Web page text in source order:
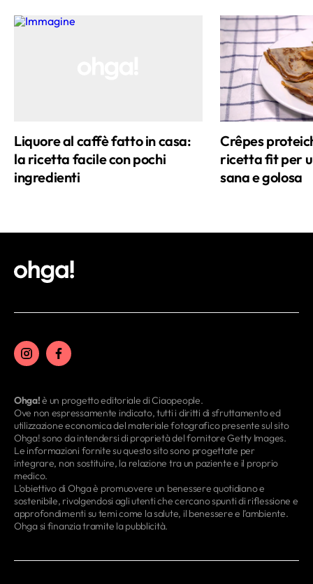
Liquore al caffè fatto in casa:
la ricetta facile con pochi
ingredienti
Crêpes
ricetta fit per
sana e golosa
Ohga!è un progetto editoriale di Ciaopeople.
Ove non espressamente indicato, tutti i diritti di sfruttamento ed
utilizzazione economica del materiale fotografico presente sul sito
Ohga! sono da intendersi di proprietà del fornitore Getty Images.
Le informazioni fornite su questo sito sono progettate per
integrare, non sostituire, la relazione tra un paziente e il proprio
medico.
L’obiettivo di Ohga è promuovere un benessere quotidiano e
sostenibile, rivolgendosi agli utenti che cercano spunti di riflessione e
approfondimenti su temi come la salute, il benessere e l’ambiente.
Ohga si finanzia tramite la pubblicità.